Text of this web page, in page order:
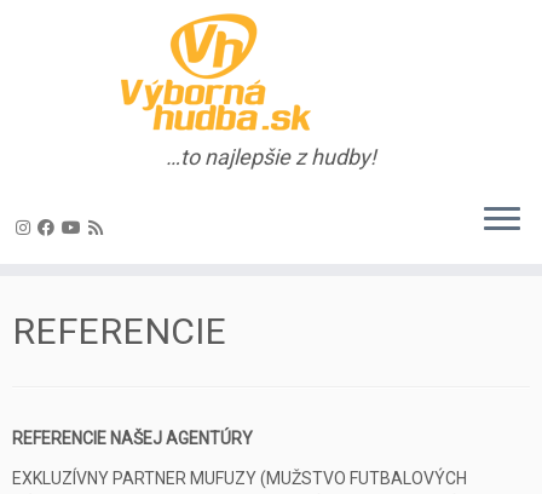
content
…to najlepšie z hudby!
REFERENCIE
REFERENCIE NAŠEJ AGENTÚRY
EXKLUZÍVNY PARTNER MUFUZY (MUŽSTVO FUTBALOVÝCH